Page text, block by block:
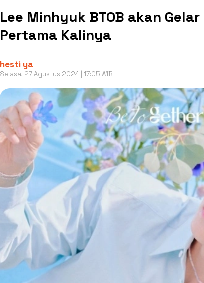
Lee Minhyuk BTOB akan
Pertama Kalinya
hesti ya
Selasa, 27 Agustus 2024 | 17:05 WIB